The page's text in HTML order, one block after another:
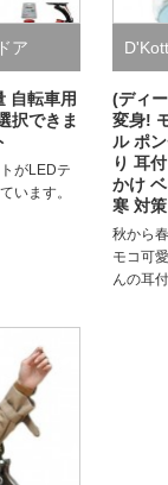
ア
自転車用
択できま
がLEDテ
います。
(ディ
変身!
ル ポ
り 耳
かけ
寒 対
秋から
モコ可
んの耳